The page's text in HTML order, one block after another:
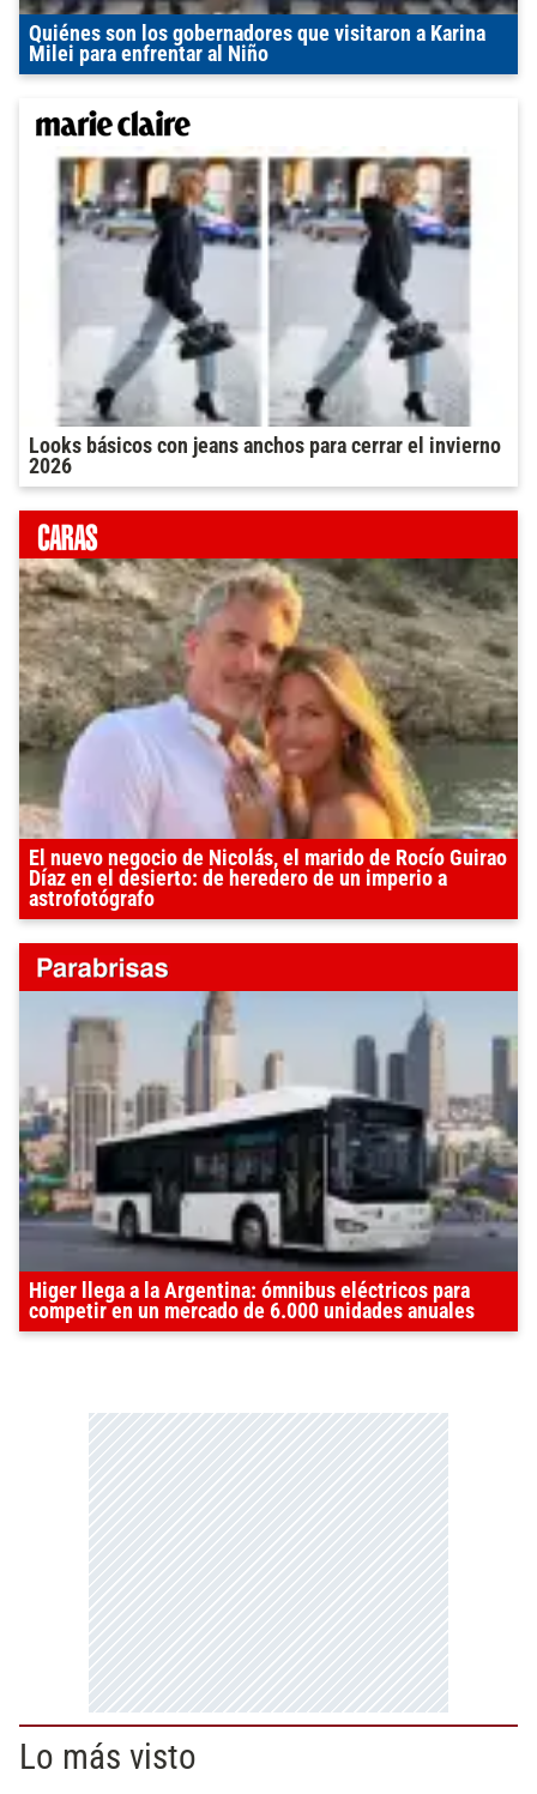
Quiénes son los gobernadores que visitaron a Karina
Milei para enfrentar al Niño
Looks básicos con jeans anchos para cerrar el invierno
2026
El nuevo negocio de Nicolás, el marido de Rocío Guirao
Díaz en el desierto: de heredero de un imperio a
astrofotógrafo
Higer llega a la Argentina: ómnibus eléctricos para
competir en un mercado de 6.000 unidades anuales
Lo más visto